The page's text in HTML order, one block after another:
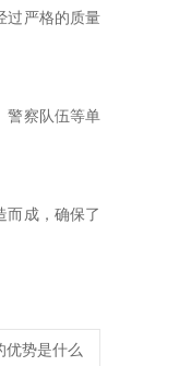
过严格的质量
警察队伍等单
而成，确保了
优势是什么